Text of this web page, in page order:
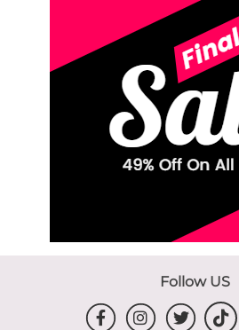
Follow US